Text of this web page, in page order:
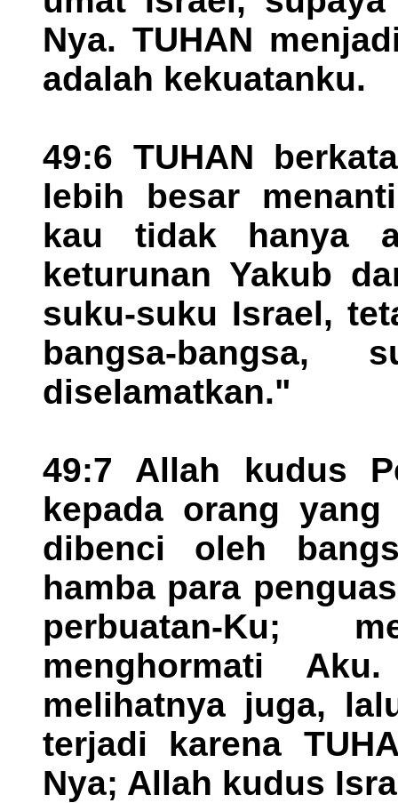
Nya. TUHAN
adalah kekuatanku.
49:6 TUHAN
lebih besar
kau tidak hanya
keturunan Yakub
suku-suku Israel,
bangsa-bangsa,
diselamatkan."
49:7 Allah kudus
kepada orang
dibenci oleh
hamba para
perbuatan-Ku;
menghormati
melihatnya juga,
terjadi karena
Nya; Allah kudus